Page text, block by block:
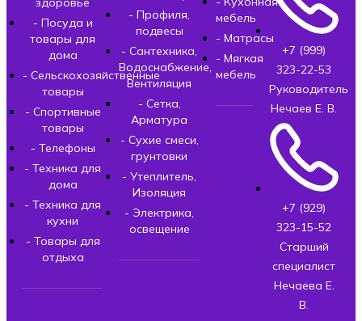
- Посуда и
товары для
дома
- Сельскохозяйственные
товары
- Спортивные
товары
- Телефоны
- Техника для
дома
- Техника для
кухни
- Товары для
отдыха
- Профиля,
подвесы
- Сантехника,
Водоснабжение,
Вентиляция
- Сетка,
Арматура
- Сухие смеси,
грунтовки
- Утеплитель,
Изоляция
- Электрика,
освещение
мебель
- Матрасы
- Мягкая
мебель
+7 (999)
323-22-53
Руководитель
Нечаев Е. В.
+7 (929)
323-15-52
Старший
специалист
Нечаева Е.
В.